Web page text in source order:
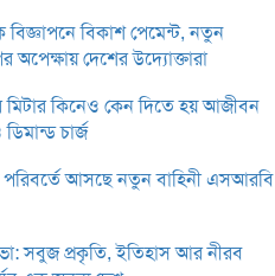
বিকাশ পেমেন্ট, নতুন
অপেক্ষায় দেশের উদ্যোক্তারা
কিনেও কেন দিতে হয় আজীবন
চার্জ
পরিবর্তে আসছে নতুন বাহিনী এসআরবি
সবুজ প্রকৃতি, ইতিহাস আর নীরব